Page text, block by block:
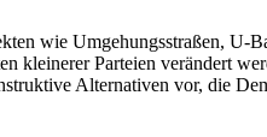
wie Umgehungsstraßen,
kleinerer Parteien verändert
Alternativen vor, die